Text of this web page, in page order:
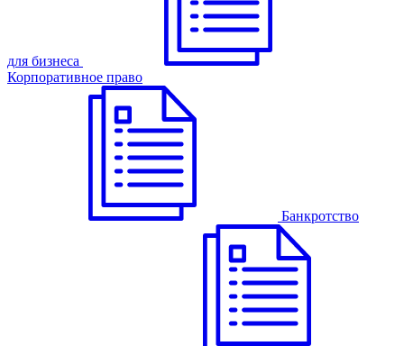
для бизнеса
Корпоративное право
Банкротство